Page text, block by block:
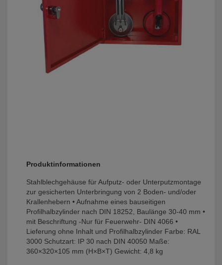
Produktinformationen
Stahlblechgehäuse für Aufputz- oder Unterputzmontage
zur gesicherten Unterbringung von 2 Boden- und/oder
Krallenhebern • Aufnahme eines bauseitigen
Profilhalbzylinder nach DIN 18252, Baulänge 30-40 mm •
mit Beschriftung -Nur für Feuerwehr- DIN 4066 •
Lieferung ohne Inhalt und Profilhalbzylinder Farbe: RAL
3000 Schutzart: IP 30 nach DIN 40050 Maße:
360×320×105 mm (H×B×T) Gewicht: 4,8 kg